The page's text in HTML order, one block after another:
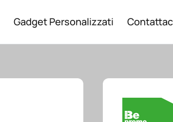
Gadget Personalizzati